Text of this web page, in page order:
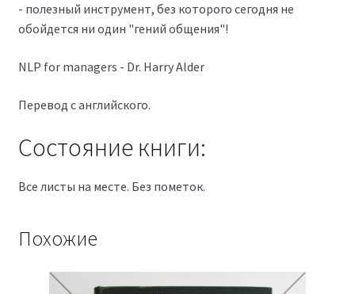
- полезный инструмент, без которого сегодня не
обойдется ни один "гений общения"!
NLP for managers - Dr. Harry Alder
Перевод с английского.
Состояние книги:
Все листы на месте. Без пометок.
Похожие